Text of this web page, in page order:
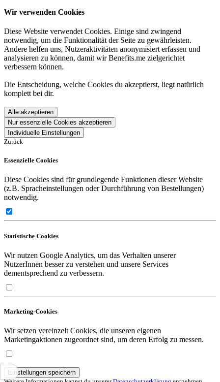
Wir verwenden Cookies
Diese Website verwendet Cookies. Einige sind zwingend
notwendig, um die Funktionalität der Seite zu gewährleisten.
Andere helfen uns, Nutzeraktivitäten anonymisiert erfassen und
analysieren zu können, damit wir Benefits.me zielgerichtet
verbessern können.
Die Entscheidung, welche Cookies du akzeptierst, liegt natürlich
komplett bei dir.
Alle akzeptieren
Nur essenzielle Cookies akzeptieren
Individuelle Einstellungen
Zurück
Essenzielle Cookies
Diese Cookies sind für grundlegende Funktionen dieser Website
(z.B. Spracheinstellungen oder Durchführung von Bestellungen)
notwendig.
Statistische Cookies
Wir nutzen Google Analytics, um das Verhalten unserer
NutzerInnen besser zu verstehen und unsere Services
dementsprechend zu verbessern.
Marketing-Cookies
Wir setzen vereinzelt Cookies, die unseren eigenen
Marketingaktionen zugeordnet sind, um deren Erfolg zu messen.
Einstellungen speichern